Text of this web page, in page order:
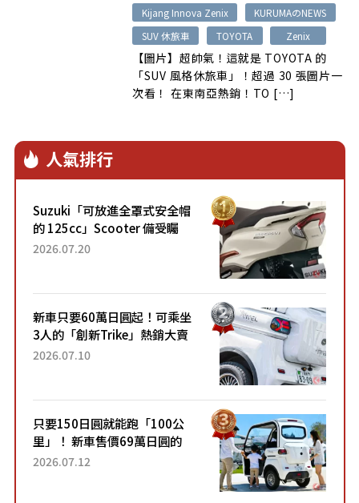
Kijang Innova Zenix
KURUMAのNEWS
SUV 休旅車
TOYOTA Zenix
【圖片】超帥氣！這就是 TOYOTA 的
「SUV 風格休旅車」！超過 30 張圖片一
次看！ 在東南亞熱銷！TO […]
人氣排行
Suzuki「可放進全罩式安全帽
的 125cc」Scooter 備受矚
目！採用全新流線設計與各項
2026.07.20
新車只要60萬日圓起！可乘坐
3人的「創新Trike」熱銷大賣
成為人氣車款！「養車成本真
2026.07.10
只要150日圓就能跑「100公
里」！ 新車售價69萬日圓的
「3人座」Trike大受歡迎！ 順
2026.07.12